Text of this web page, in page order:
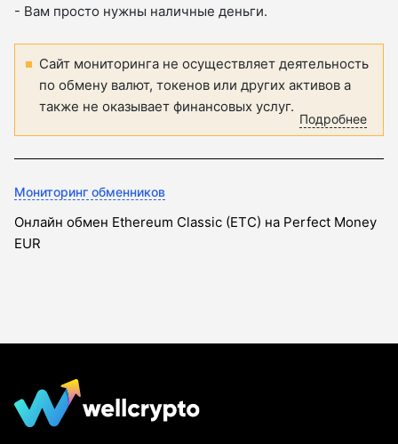
- Вам просто нужны наличные деньги.
Сайт мониторинга не осуществляет деятельность
по обмену валют, токенов или других активов а
также не оказывает финансовых услуг.
Подробнее
Мониторинг обменников
Онлайн обмен Ethereum Classic (ETC) на Perfect Money
EUR